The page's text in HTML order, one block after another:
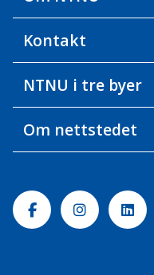
Kontakt
NTNU i tre byer
Om nettstedet
FacebookInstagram